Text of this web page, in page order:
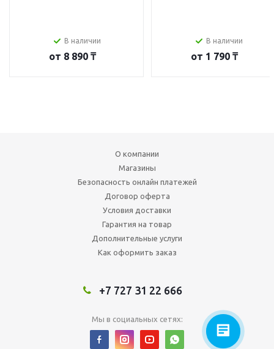
В наличии
от 8 890 ₸
В наличии
от 1 790 ₸
О компании
Магазины
Безопасность онлайн платежей
Договор оферта
Условия доставки
Гарантия на товар
Дополнительные услуги
Как оформить заказ
+7 727 31 22 666
Мы в социальных сетях: